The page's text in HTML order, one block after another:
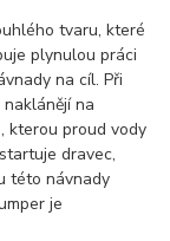
tvaru, které
plynulou práci
na cíl. Při
na
kterou proud vody
dravec,
této návnady
je